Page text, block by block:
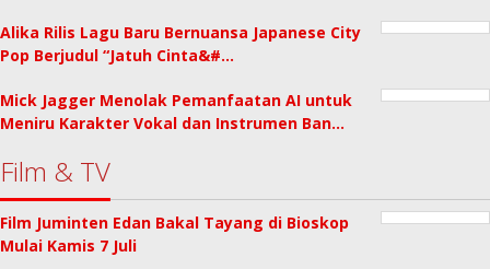
Alika Rilis Lagu Baru Bernuansa Japanese City
Pop Berjudul “Jatuh Cinta&#…
Mick Jagger Menolak Pemanfaatan AI untuk
Meniru Karakter Vokal dan Instrumen Ban…
Film & TV
Film Juminten Edan Bakal Tayang di Bioskop
Mulai Kamis 7 Juli